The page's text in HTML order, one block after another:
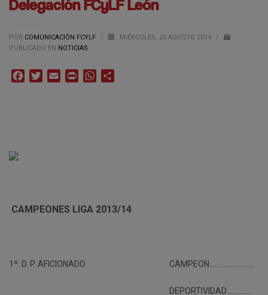
Delegación FCyLF León
POR COMUNICACIÓN FCYLF / MIÉRCOLES, 20 AGOSTO 2014
/
PUBLICADO EN NOTICIAS
FacebookTwitterEmail Print WhatsApp
CAMPEONES LIGA 2013/14
1º D. P. AFICIONADO CAMPEON…………………….
DEPORTIVIDAD……………